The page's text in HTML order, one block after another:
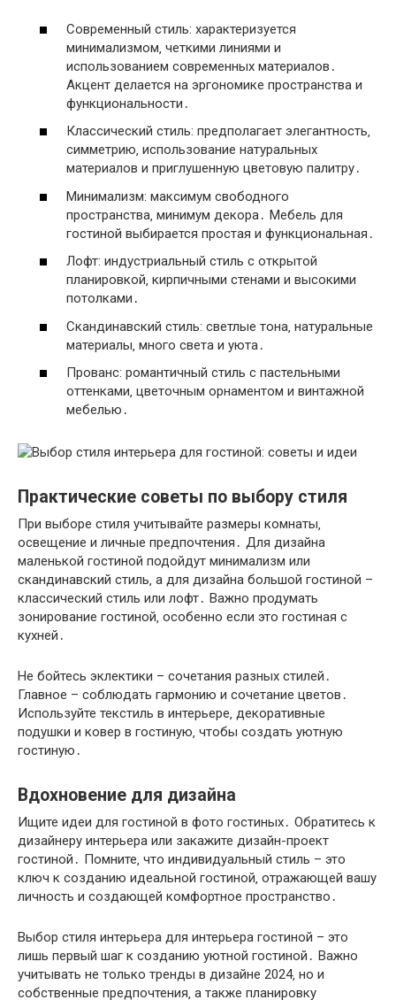
Современный стиль: характеризуется
минимализмом‚ четкими линиями и
использованием современных материалов․
Акцент делается на эргономике пространства и
функциональности․
Классический стиль: предполагает элегантность‚
симметрию‚ использование натуральных
материалов и приглушенную цветовую палитру․
Минимализм: максимум свободного
пространства‚ минимум декора․ Мебель для
гостиной выбирается простая и функциональная․
Лофт: индустриальный стиль с открытой
планировкой‚ кирпичными стенами и высокими
потолками․
Скандинавский стиль: светлые тона‚ натуральные
материалы‚ много света и уюта․
Прованс: романтичный стиль с пастельными
оттенками‚ цветочным орнаментом и винтажной
мебелью․
Практические советы по выбору стиля
При выборе стиля учитывайте размеры комнаты‚
освещение и личные предпочтения․ Для дизайна
маленькой гостиной подойдут минимализм или
скандинавский стиль‚ а для дизайна большой гостиной –
классический стиль или лофт․ Важно продумать
зонирование гостиной‚ особенно если это гостиная с
кухней․
Не бойтесь эклектики – сочетания разных стилей․
Главное – соблюдать гармонию и сочетание цветов․
Используйте текстиль в интерьере‚ декоративные
подушки и ковер в гостиную‚ чтобы создать уютную
гостиную․
Вдохновение для дизайна
Ищите идеи для гостиной в фото гостиных․ Обратитесь к
дизайнеру интерьера или закажите дизайн-проект
гостиной․ Помните‚ что индивидуальный стиль – это
ключ к созданию идеальной гостиной‚ отражающей вашу
личность и создающей комфортное пространство․
Выбор стиля интерьера для интерьера гостиной – это
лишь первый шаг к созданию уютной гостиной․ Важно
учитывать не только тренды в дизайне 2024‚ но и
собственные предпочтения‚ а также планировку